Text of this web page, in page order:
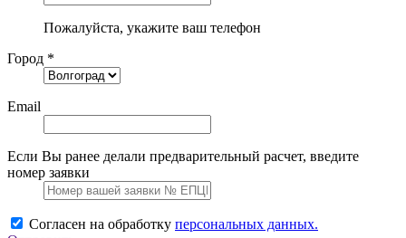
Пожалуйста, укажите ваш телефон
Город *
Email
Если Вы ранее делали предварительный расчет, введите
номер заявки
Согласен на обработку персональных данных.